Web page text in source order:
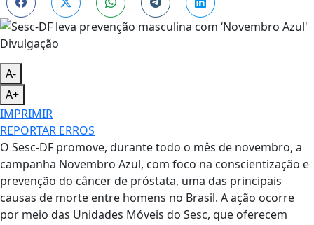
Divulgação
A-
A+
IMPRIMIR
REPORTAR ERROS
O Sesc-DF promove, durante todo o mês de novembro, a
campanha Novembro Azul, com foco na conscientização e
prevenção do câncer de próstata, uma das principais
causas de morte entre homens no Brasil. A ação ocorre
por meio das Unidades Móveis do Sesc, que oferecem